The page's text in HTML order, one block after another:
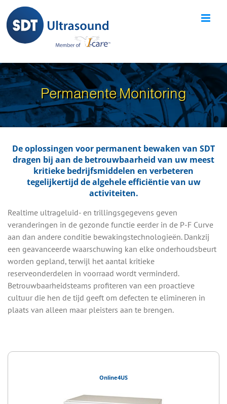
content
Permanente Monitoring
De oplossingen voor permanent bewaken van SDT
dragen bij aan de betrouwbaarheid van uw meest
kritieke bedrijfsmiddelen en verbeteren
tegelijkertijd de algehele efficiëntie van uw
activiteiten.
Realtime ultrageluid- en trillingsgegevens geven
veranderingen in de gezonde functie eerder in de P-F Curve
aan dan andere conditie bewakingstechnologieën. Dankzij
een geavanceerde waarschuwing kan elke onderhoudsbeurt
worden gepland, terwijl het aantal kritieke
reserveonderdelen in voorraad wordt verminderd.
Betrouwbaarheidsteams profiteren van een proactieve
cultuur die hen de tijd geeft om defecten te elimineren in
plaats van alleen maar pleisters aan te brengen.
Online4US